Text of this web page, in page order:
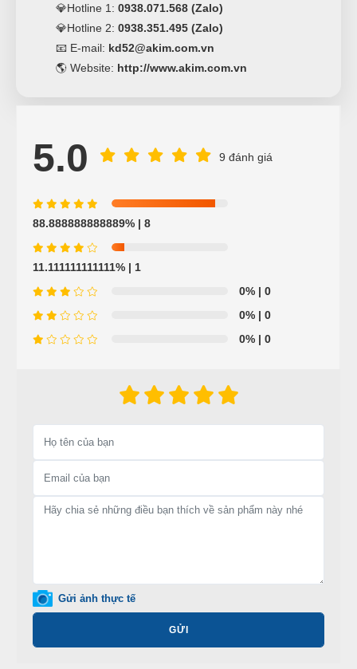
💎Hotline 1: 0938.071.568 (Zalo)
💎Hotline 2: 0938.351.495 (Zalo)
📧 E-mail: kd52@akim.com.vn
🌎 Website: http://www.akim.com.vn
5.0 9 đánh giá
88.888888888889% | 8
11.111111111111% | 1
0% | 0
0% | 0
0% | 0
Gửi ảnh thực tế
GỬI